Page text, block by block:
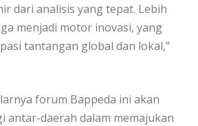
dari analisis yang tepat. Lebih
menjadi motor inovasi, yang
tantangan global dan lokal,”
forum Bappeda ini akan
antar-daerah dalam memajukan